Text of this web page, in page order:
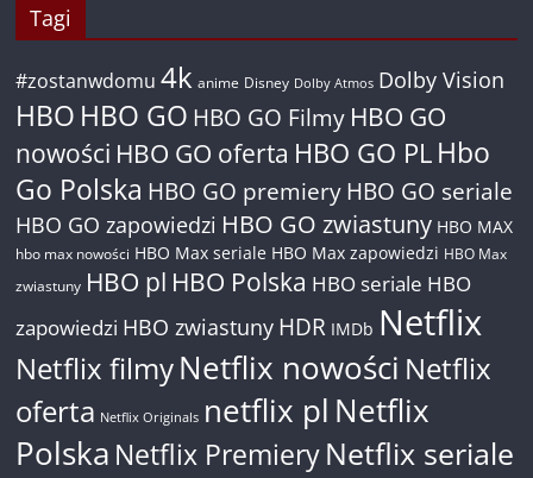
Tagi
#zostanwdomu 4k anime Disney Dolby Atmos Dolby Vision
HBO HBO GO HBO GO Filmy HBO GO
nowości HBO GO oferta HBO GO PL Hbo
Go Polska HBO GO premiery HBO GO seriale
HBO GO zapowiedzi HBO GO zwiastuny HBO MAX
hbo max nowości HBO Max seriale HBO Max zapowiedzi HBO Max
zwiastuny HBO pl HBO Polska HBO seriale HBO
zapowiedzi HBO zwiastuny HDR IMDb Netflix
Netflix filmyNetflix nowości Netflix
oferta Netflix Originals netflix pl Netflix
Polska Netflix PremieryNetflix seriale